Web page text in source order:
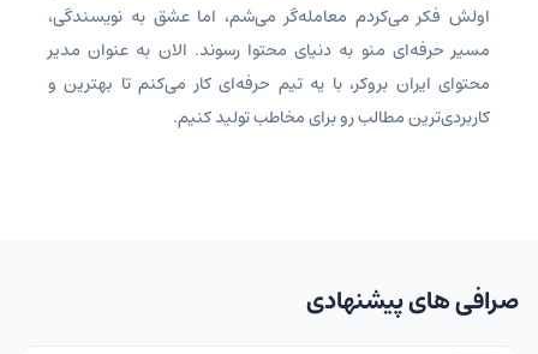
اولش فکر می‌کردم معامله‌گر می‌شم، اما عشق به نویسندگی،
مسیر حرفه‌ای منو به دنیای محتوا رسوند. الان به عنوان مدیر
محتوای ایران بروکر، با یه تیم حرفه‌ای کار می‌کنم تا بهترین و
کاربردی‌ترین مطالب رو برای مخاطب تولید کنیم.
صرافی های پیشنهادی